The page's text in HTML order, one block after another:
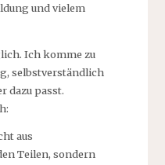
und vielem
Ich komme zu
selbstverständlich
dazu passt.
aus
Teilen, sondern